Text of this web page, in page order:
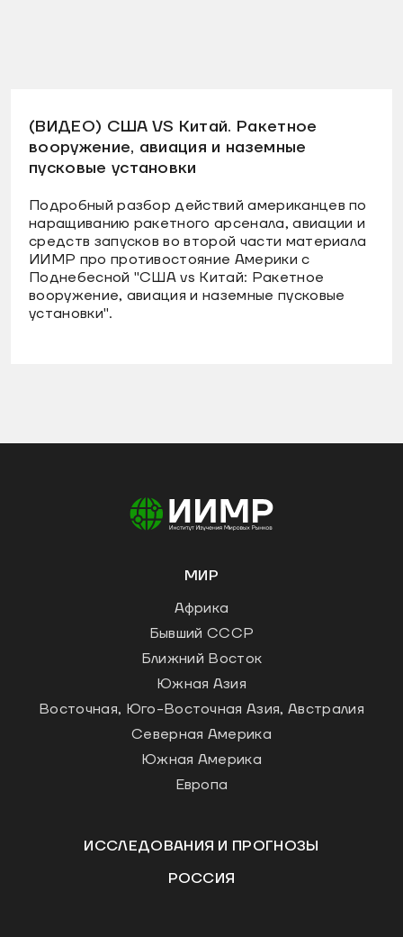
(ВИДЕО) США VS Китай. Ракетное
вооружение, авиация и наземные
пусковые установки
Подробный разбор действий американцев по
наращиванию ракетного арсенала, авиации и
средств запусков во второй части материала
ИИМР про противостояние Америки с
Поднебесной "США vs Китай: Ракетное
вооружение, авиация и наземные пусковые
установки".
МИР
Африка
Бывший СССР
Ближний Восток
Южная Азия
Восточная, Юго-Восточная Азия, Австралия
Северная Америка
Южная Америка
Европа
ИССЛЕДОВАНИЯ И ПРОГНОЗЫ
РОССИЯ